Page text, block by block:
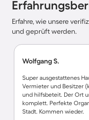
Erfahre, wie unsere
und geprüft werden.
Wolfgang S.
Super ausgestattenes
Vermieter und Besitzer
und hilfsbeteit. Der Ort
komplett. Perfekte
Stadt. Kommen wieder.